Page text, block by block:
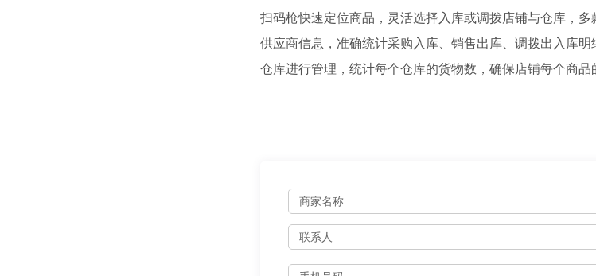
扫码枪快速定位商品，灵活选择入库或调拨店铺与仓库，
供应商信息，准确统计采购入库、销售出库、调拨出入库
仓库进行管理，统计每个仓库的货物数，确保店铺每个商品